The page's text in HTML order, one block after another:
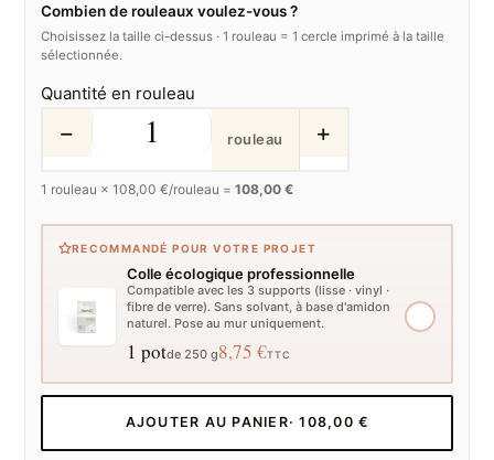
Combien de rouleaux voulez-vous ?
Choisissez la taille ci-dessus · 1 rouleau = 1 cercle imprimé à la taille
sélectionnée.
Quantité en rouleau
− rouleau +
1 rouleau ×108,00 €/rouleau =108,00 €
RECOMMANDÉ POUR VOTRE PROJET
Colle écologique professionnelle
Compatible avec les 3 supports (lisse · vinyl ·
fibre de verre). Sans solvant, à base d'amidon
naturel. Pose au mur uniquement.
1 potde 250 g8,75 €TTC
AJOUTER AU PANIER· 108,00 €